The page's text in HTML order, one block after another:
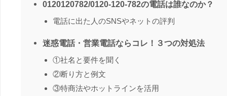
0120120782/0120-120-782の電話は誰なのか？
電話に出た人のSNSやネットの評判
迷惑電話・営業電話ならコレ！３つの対処法
①社名と要件を聞く
②断り方と例文
③特商法やホットラインを活用